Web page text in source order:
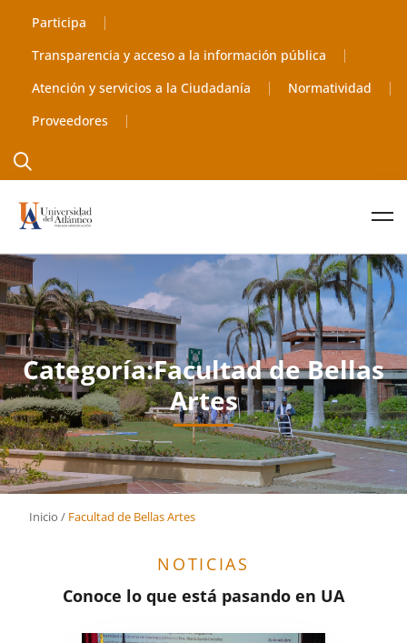
Participa
Transparencia y acceso a la información pública
Atención y servicios a la Ciudadanía
Normatividad
Proveedores
Categoría:Facultad de Bellas
Artes
Inicio /Facultad de Bellas Artes
NOTICIAS
Conoce lo que está pasando en UA